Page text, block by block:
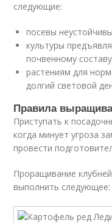
следующие:
посевы
культуры
почвенному
растениям для
долгий световой
Правила
Приступать к
когда минует угроза
провести
Проращивание
выполнить следующее: